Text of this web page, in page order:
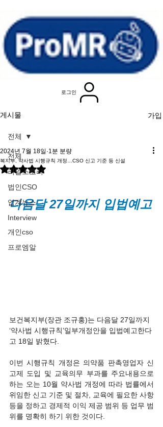
로그인
게시물 가입
전체
리얼스토리
법인CSO
업계뉴스
Interview
개인cso
프로엠알
전체
복지부, 약사법 시행규칙 개정…CSO 신고 기준 등 신설
2024년 7월 18일 1분 분량
별점 5점 중 NaN점을 주었습니다.
다음달 27일까지 입법예고
보건복지부(장관 조규홍)는 다음달 27일까지
‘약사법 시행규칙’일부개정안을 입법예고한다
고 18일 밝혔다.
이번 시행규칙 개정은 의약품 판촉영업자 신
고제 도입 및 교육의무 부과를 주요내용으로
하는 오는 10월 약사법 개정에 따라 법률에서
위임한 신고 기준 및 절차, 교육에 필요한 사항
등을 정하고 경제적 이익 제공 범위 등 업무 범
위를 명확히 하기 위한 것이다.